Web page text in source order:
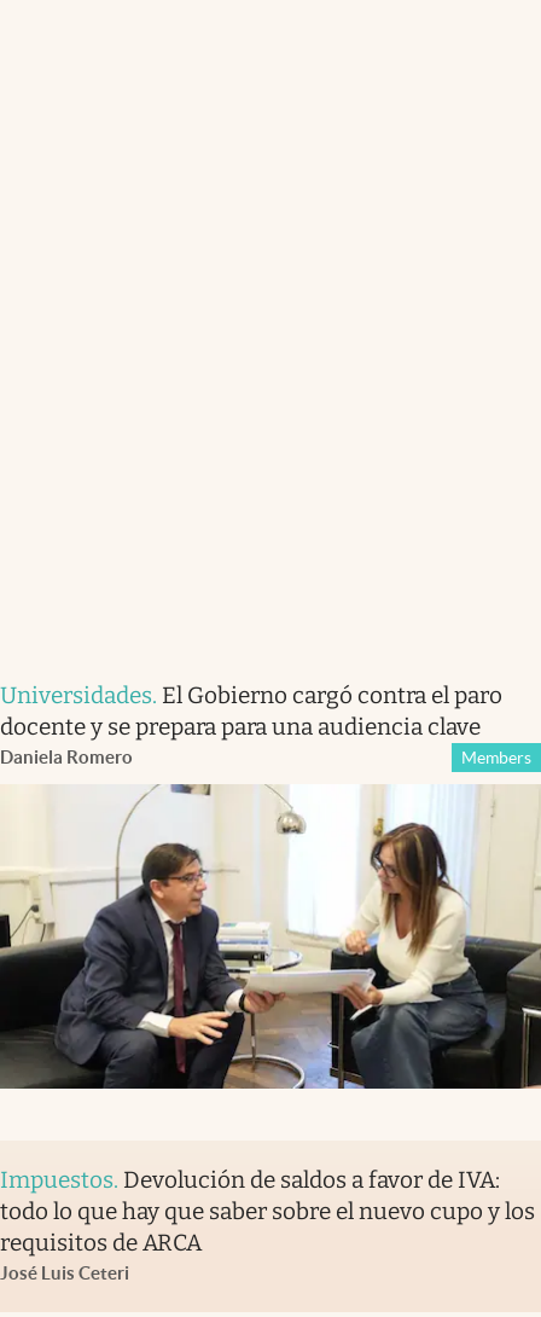
Universidades. El Gobierno cargó contra el paro
docente y se prepara para una audiencia clave
Daniela Romero Members
Impuestos. Devolución de saldos a favor de IVA:
todo lo que hay que saber sobre el nuevo cupo y los
requisitos de ARCA
José Luis Ceteri